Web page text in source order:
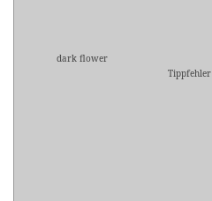
dark flower
Tippfehler